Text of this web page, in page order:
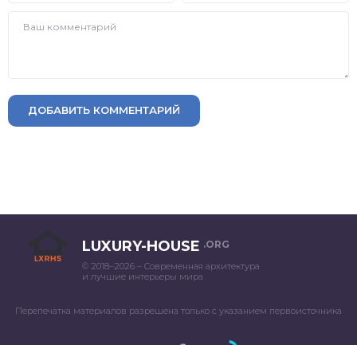
ДОБАВИТЬ КОММЕНТАРИЙ
LUXURY-HOUSE .ORG
© 2018–2026 – Современная архитектура
и лучшие интерьеры мира
Перепечатка материалов разрешена только с указанием первоисточника